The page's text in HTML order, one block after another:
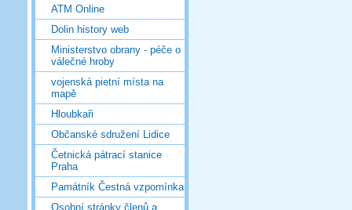
ATM Online
Dolin history web
Ministerstvo obrany - péče o
válečné hroby
vojenská pietní místa na
mapě
Hloubkaři
Občanské sdružení Lidice
Četnická pátrací stanice
Praha
Památník Čestná vzpomínka
Osobní stránky členů a